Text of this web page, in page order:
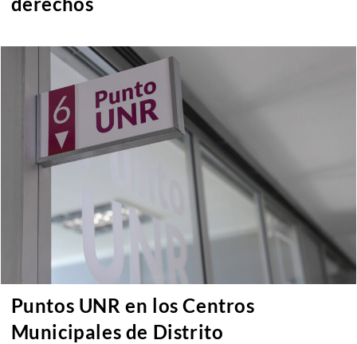
Puntos UNR en los Centros
Municipales de Distrito